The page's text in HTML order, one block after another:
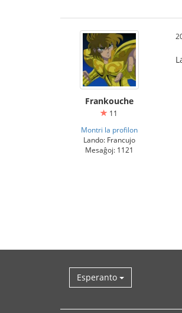
Frankouche
11
Montri la profilon
Lando: Francujo
Mesaĝoj: 1121
Esperanto